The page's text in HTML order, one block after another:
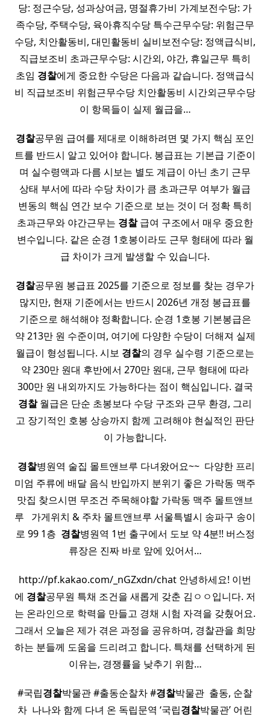
당: 정근수당, 성과상여금, 명절휴가비 가계보전수당: 가
족수당, 주택수당, 육아휴직수당 특수근무수당: 위험근무
수당, 치안활동비, 대민활동비 실비보전수당: 정액급식비,
직급보조비 초과근무수당: 시간외, 야간, 휴일근무 특히
초임 경찰에게 중요한 수당은 다음과 같습니다. 정액급식
비 직급보조비 위험근무수당 치안활동비 시간외근무수당
이 항목들이 실제 월급을…
경찰공무원 급여를 제대로 이해하려면 몇 가지 핵심 포인
트를 반드시 알고 있어야 합니다. 봉급표는 기본급 기준이
며 실수령액과 다름 시보는 별도 계급이 아닌 초기 근무
상태 부서에 따라 수당 차이가 큼 초과근무 여부가 월급
변동의 핵심 연간 보수 기준으로 보는 것이 더 정확 특히
초과근무와 야간근무는 경찰급여 구조에서 매우 중요한
변수입니다. 같은 순경 1호봉이라도 근무 형태에 따라 월
급 차이가 크게 발생할 수 있습니다.
경찰공무원 봉급표 2025를 기준으로 정보를 찾는 경우가
많지만, 현재 기준에서는 반드시 2026년 개정 봉급표를
기준으로 해석해야 정확합니다. 순경 1호봉 기본봉급은
약 213만 원 수준이며, 여기에 다양한 수당이 더해져 실제
월급이 형성됩니다. 시보 경찰의 경우 실수령 기준으로는
약 230만 원대 후반에서 270만 원대, 근무 형태에 따라
300만 원 내외까지도 가능하다는 점이 핵심입니다. 결국
경찰월급은 단순 초봉보다 수당 구조와 근무 환경, 그리
고 장기적인 호봉 상승까지 함께 고려해야 현실적인 판단
이 가능합니다.
경찰병원역 술집 몰트앤브루 다녀왔어요~~ ​ 다양한 프리
미엄 주류에 배달 음식 반입까지 분위기 좋은 가락동 맥주
맛집 찾으시면 무조건 주목해야할 가락동 맥주 몰트앤브
루 ​ ​ 가게위치 & 주차 몰트앤브루 서울특별시 송파구 송이
로 99 1층 ​ 경찰병원역 1번 출구에서 도보 약 4분!! 버스정
류장은 진짜 바로 앞에 있어서…
http://pf.kakao.com/_nGZxdn/chat 안녕하세요! 이번
에 경찰공무원 특채 조건을 새롭게 갖춘 김ㅇㅇ입니다. 저
는 온라인으로 학력을 만들고 경채 시험 자격을 갖췄어요.
그래서 오늘은 제가 겪은 과정을 공유하며, 경찰관을 희망
하는 분들께 도움을 드리려고 합니다. 특채를 선택하게 된
이유는, 경쟁률을 낮추기 위함…
#국립경찰박물관 #출동순찰차 #경찰박물관 ​ 출동, 순찰
차 ​ 나나와 함께 다녀 온 독립문역 ‘국립경찰박물관’ 어린